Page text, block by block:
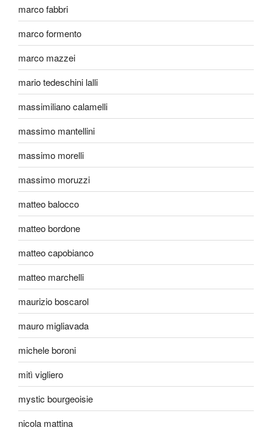
marco fabbri
marco formento
marco mazzei
mario tedeschini lalli
massimiliano calamelli
massimo mantellini
massimo morelli
massimo moruzzi
matteo balocco
matteo bordone
matteo capobianco
matteo marchelli
maurizio boscarol
mauro migliavada
michele boroni
mitì vigliero
mystic bourgeoisie
nicola mattina